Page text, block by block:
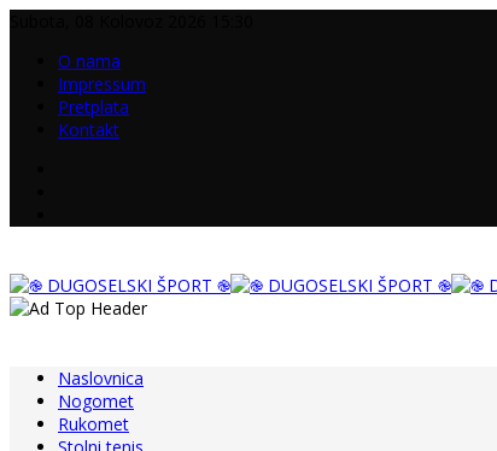
O nama
Impressum
Pretplata
Kontakt
Naslovnica
Nogomet
Rukomet